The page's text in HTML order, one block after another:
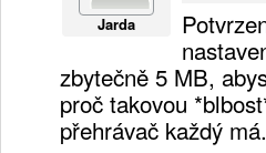
Jarda
zbytečně 5 MB,
proč takovou
přehrávač každý